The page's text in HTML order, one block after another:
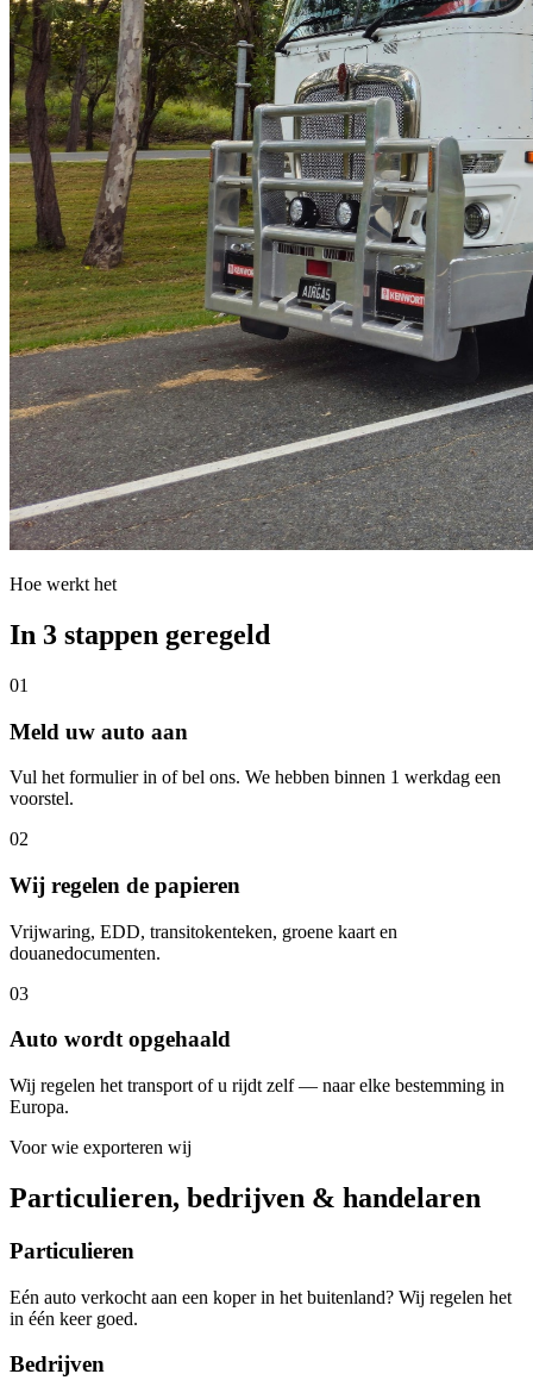
Hoe werkt het
In 3 stappen geregeld
01
Meld uw auto aan
Vul het formulier in of bel ons. We hebben binnen 1 werkdag een
voorstel.
02
Wij regelen de papieren
Vrijwaring, EDD, transitokenteken, groene kaart en
douanedocumenten.
03
Auto wordt opgehaald
Wij regelen het transport of u rijdt zelf — naar elke bestemming in
Europa.
Voor wie exporteren wij
Particulieren, bedrijven & handelaren
Particulieren
Eén auto verkocht aan een koper in het buitenland? Wij regelen het
in één keer goed.
Bedrijven